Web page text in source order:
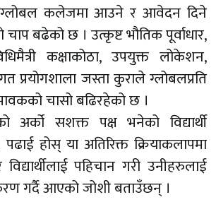
कलेजमा आउने र आवेदन दिने
चाप बढेको छ । उत्कृष्ट भौतिक पूर्वाधार,
कक्षाकोठा, उपयुक्त लोकेशन,
प्रयोगशाला जस्ता कुराले ग्लोबलप्रति
चासो बढिरहेको छ ।
अर्को सशक्त पक्ष भनेको विद्यार्थी
होस् या अतिरिक्त क्रियाकलापमा
पहिचान गरी उनीहरुलाई
गर्दै आएको जोशी बताउँछन् ।